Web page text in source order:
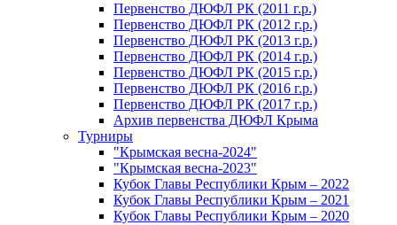
Первенство ДЮФЛ РК (2011 г.р.)
Первенство ДЮФЛ РК (2012 г.р.)
Первенство ДЮФЛ РК (2013 г.р.)
Первенство ДЮФЛ РК (2014 г.р.)
Первенство ДЮФЛ РК (2015 г.р.)
Первенство ДЮФЛ РК (2016 г.р.)
Первенство ДЮФЛ РК (2017 г.р.)
Архив первенства ДЮФЛ Крыма
Турниры
"Крымская весна-2024"
"Крымская весна-2023"
Кубок Главы Республики Крым – 2022
Кубок Главы Республики Крым – 2021
Кубок Главы Республики Крым – 2020